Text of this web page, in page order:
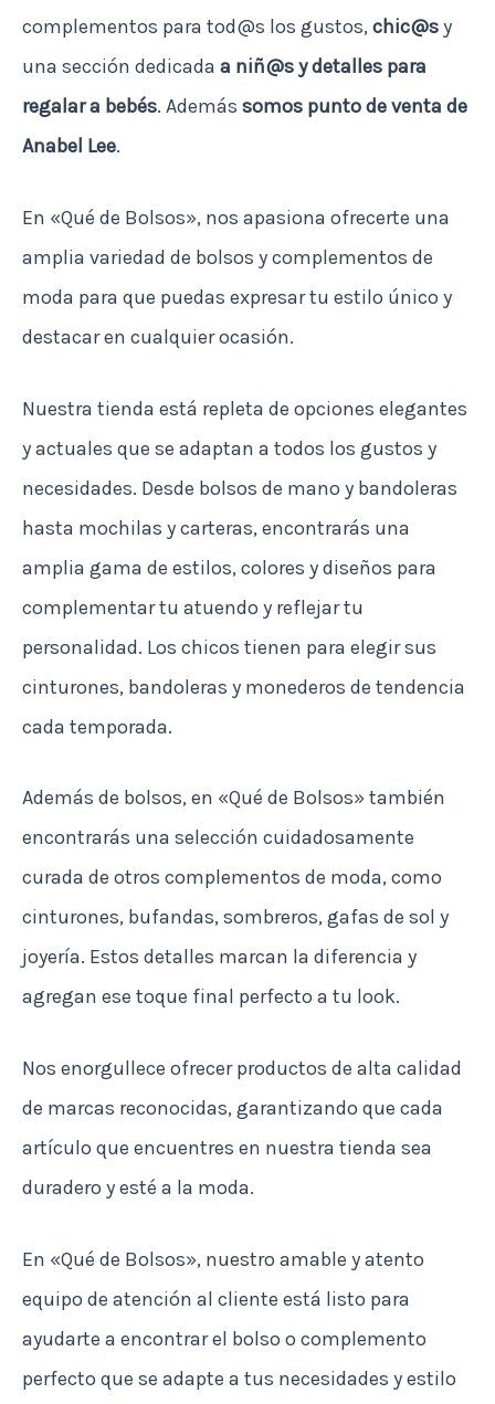
complementos para tod@s los gustos,chic@sy
una sección dedicada a niñ@s y detalles para
regalar a bebés. Además somos punto de venta de
Anabel Lee.
En «Qué de Bolsos», nos apasiona ofrecerte una
amplia variedad de bolsos y complementos de
moda para que puedas expresar tu estilo único y
destacar en cualquier ocasión.
Nuestra tienda está repleta de opciones elegantes
y actuales que se adaptan a todos los gustos y
necesidades. Desde bolsos de mano y bandoleras
hasta mochilas y carteras, encontrarás una
amplia gama de estilos, colores y diseños para
complementar tu atuendo y reflejar tu
personalidad. Los chicos tienen para elegir sus
cinturones, bandoleras y monederos de tendencia
cada temporada.
Además de bolsos, en «Qué de Bolsos» también
encontrarás una selección cuidadosamente
curada de otros complementos de moda, como
cinturones, bufandas, sombreros, gafas de sol y
joyería. Estos detalles marcan la diferencia y
agregan ese toque final perfecto a tu look.
Nos enorgullece ofrecer productos de alta calidad
de marcas reconocidas, garantizando que cada
artículo que encuentres en nuestra tienda sea
duradero y esté a la moda.
En «Qué de Bolsos», nuestro amable y atento
equipo de atención al cliente está listo para
ayudarte a encontrar el bolso o complemento
perfecto que se adapte a tus necesidades y estilo